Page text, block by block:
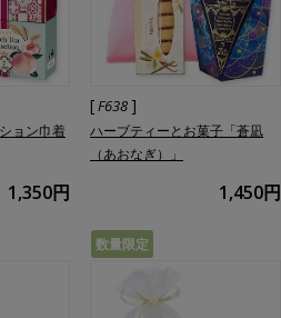
ョン巾着
1,350円
[F638 ]
ハーブティーとお菓子「蒼凪
（あおなぎ）」
1,450円
数量限定